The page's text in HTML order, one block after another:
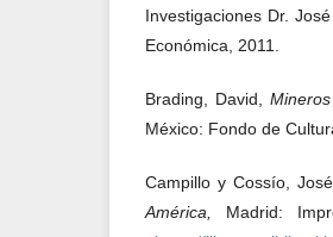
Investigaciones Dr.
Económica, 2011.
Brading, David,
México: Fondo de
Campillo y Cossío,
América, Madrid: